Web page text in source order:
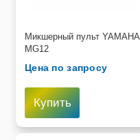
Микшерный пульт YAMAHA
MG12
Цена по запросу
Купить